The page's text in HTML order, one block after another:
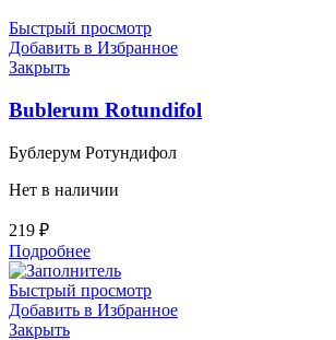
Быстрый просмотр
Добавить в Избранное
Закрыть
Bublerum Rotundifol
Бублерум Ротундифол
Нет в наличии
219 ₽
Подробнее
Быстрый просмотр
Добавить в Избранное
Закрыть